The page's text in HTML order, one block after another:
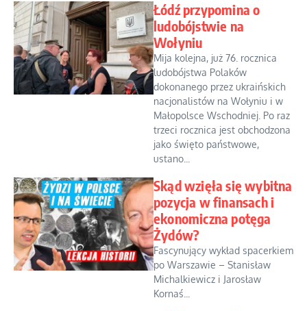
Łódź przypomina o
ludobójstwie na
Wołyniu
Mija kolejna, już 76. rocznica
ludobójstwa Polaków
dokonanego przez ukraińskich
nacjonalistów na Wołyniu i w
Małopolsce Wschodniej. Po raz
trzeci rocznica jest obchodzona
jako święto państwowe,
ustano...
Skąd wzięła się wybitna
pozycja w finansach i
ekonomiczna potęga
Żydów?
Fascynujący wykład spacerkiem
po Warszawie – Stanisław
Michalkiewicz i Jarosław
Kornaś...